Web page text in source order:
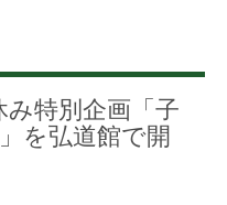
み特別企画「子
を弘道館で開